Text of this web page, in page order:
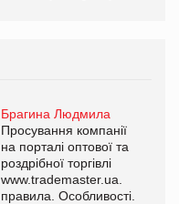
Брагина Людмила
Просування компанії
на порталі оптової та
роздрібної торгівлі
www.trademaster.ua.
правила. Особливості.